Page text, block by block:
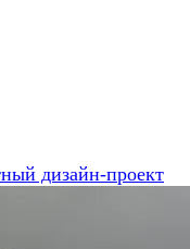
дизайн-проект